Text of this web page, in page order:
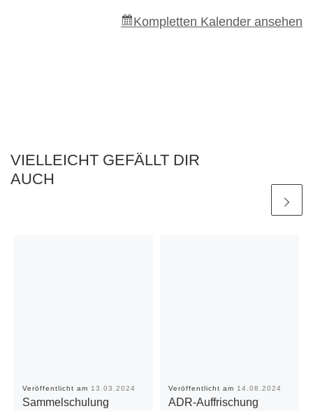
Kompletten Kalender ansehen
VIELLEICHT GEFÄLLT DIR
AUCH
Veröffentlicht am 13.03.2024
Sammelschulung
Veröffentlicht am 14.08.2024
ADR-Auffrischung